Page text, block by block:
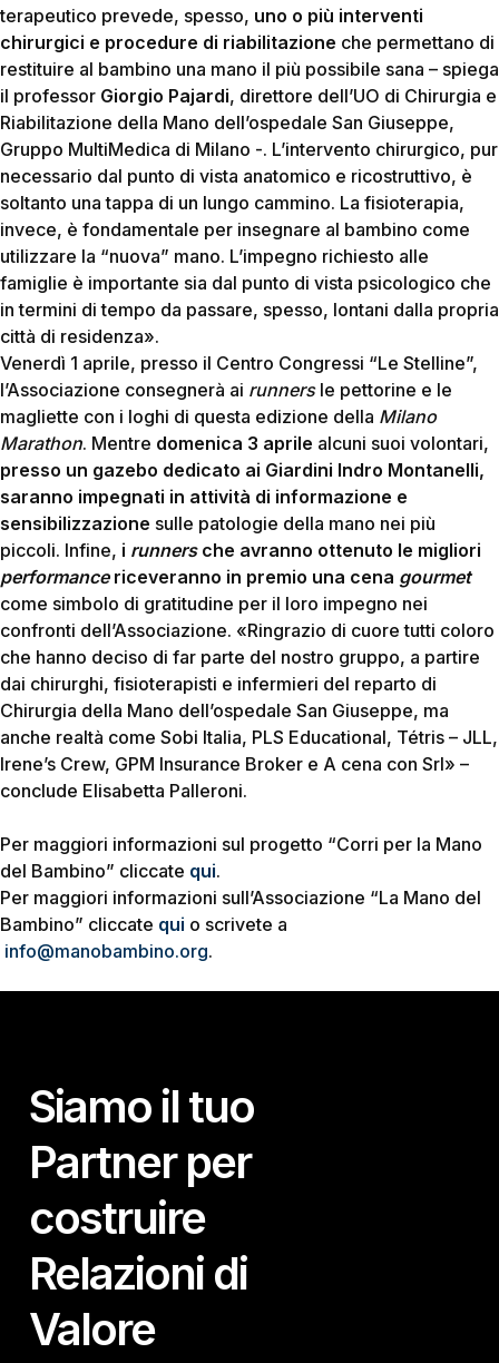
terapeutico prevede, spesso, uno o più interventi
chirurgici e procedure di riabilitazione che permettano di
restituire al bambino una mano il più possibile sana – spiega
il professor Giorgio Pajardi, direttore dell’UO di Chirurgia e
Riabilitazione della Mano dell’ospedale San Giuseppe,
Gruppo MultiMedica di Milano -. L’intervento chirurgico, pur
necessario dal punto di vista anatomico e ricostruttivo, è
soltanto una tappa di un lungo cammino. La fisioterapia,
invece, è fondamentale per insegnare al bambino come
utilizzare la “nuova” mano. L’impegno richiesto alle
famiglie è importante sia dal punto di vista psicologico che
in termini di tempo da passare, spesso, lontani dalla propria
città di residenza».
Venerdì 1 aprile, presso il Centro Congressi “Le Stelline”,
l’Associazione consegnerà ai runners le pettorine e le
magliette con i loghi di questa edizione della Milano
Marathon. Mentre domenica 3 aprile alcuni suoi volontari,
presso un gazebo dedicato ai Giardini Indro Montanelli,
saranno impegnati in attività di informazione e
sensibilizzazione sulle patologie della mano nei più
piccoli. Infine, i runnersche avranno ottenuto le migliori
performancericeveranno in premio una cena gourmet
come simbolo di gratitudine per il loro impegno nei
confronti dell’Associazione. «Ringrazio di cuore tutti coloro
che hanno deciso di far parte del nostro gruppo, a partire
dai chirurghi, fisioterapisti e infermieri del reparto di
Chirurgia della Mano dell’ospedale San Giuseppe, ma
anche realtà come Sobi Italia, PLS Educational, Tétris – JLL,
Irene’s Crew, GPM Insurance Broker e A cena con Srl» –
conclude Elisabetta Palleroni.
Per maggiori informazioni sul progetto “Corri per la Mano
del Bambino” cliccate qui.
Per maggiori informazioni sull’Associazione “La Mano del
Bambino” cliccate qui o scrivete a
info@manobambino.org.
Siamo il tuo
Partner per
costruire
Relazioni di
Valore